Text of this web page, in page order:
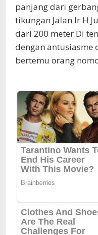
panjang dari
tikungan Jalan Ir H
dari 200 meter.Di
dengan antusiasme
bertemu orang